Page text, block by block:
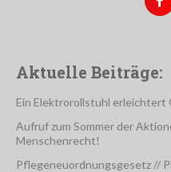
Aktuelle Beiträge:
Ein Elektrorollstuhl erleichtert
Aufruf zum Sommer der
Menschenrecht!
Pflegeneuordnungsgesetz //